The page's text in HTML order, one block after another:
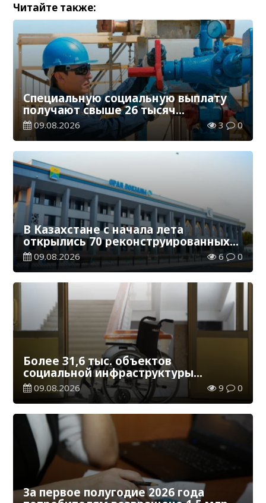
Читайте также:
Специальную социальную выплату
получают свыше 26 тысяч
работников, занятых во вредных
условиях труда
09.08.2026 3 0
В Казахстане с начала лета
открылись 70 реконструированных
железнодорожных вокзалов
09.08.2026 6 0
Более 31,6 тыс. объектов
социальной инфраструктуры
адаптированы для лиц с
инвалидностью
09.08.2026 9 0
За первое полугодие 2026 года